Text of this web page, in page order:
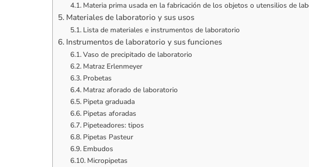
Materia prima usada en la fabricación de los objetos o utensilios de
Materiales de laboratorio y sus usos
Lista de materiales e instrumentos de laboratorio
Instrumentos de laboratorio y sus funciones
Vaso de precipitado de laboratorio
Matraz Erlenmeyer
Probetas
Matraz aforado de laboratorio
Pipeta graduada
Pipetas aforadas
Pipeteadores: tipos
Pipetas Pasteur
Embudos
Micropipetas